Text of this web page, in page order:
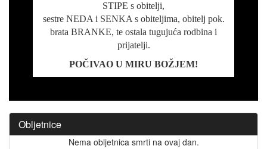
STIPE s obitelji,
sestre NEDA i SENKA s obiteljima, obitelj pok.
brata BRANKE, te ostala tugujuća rodbina i
prijatelji.
POČIVAO U MIRU BOŽJEM!
Obljetnice
Nema obljetnica smrti na ovaj dan.